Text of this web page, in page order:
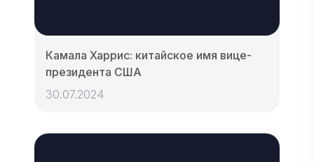
Камала Харрис: китайское имя вице-
президента США
30.07.2024